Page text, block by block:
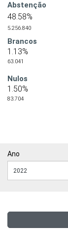
Abstenção
48.58%
5.256.840
Brancos
1.13%
63.041
Nulos
1.50%
83.704
Ano